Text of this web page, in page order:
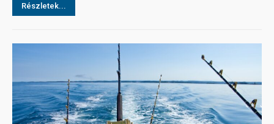
Részletek...